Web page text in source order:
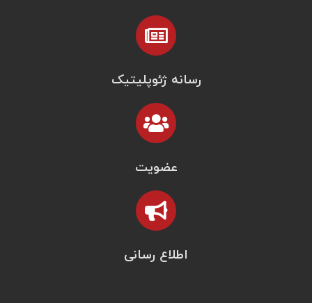
رسانه ژئوپلیتیک
عضویت
اطلاع رسانی